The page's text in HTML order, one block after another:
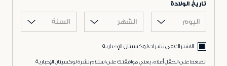
تاريخ الولادة
اليوم الشهر السنة
الاشتراك في نشرات لوكسيتان الإخبارية
الضغط على الحقل أعلاه، يعني موافقتك على استلام نشرة لوكسيتان الإخبارية